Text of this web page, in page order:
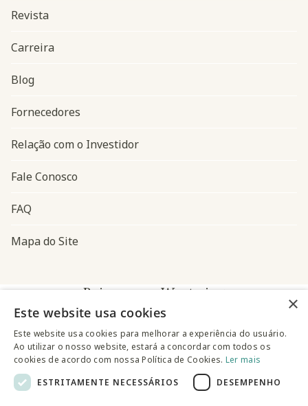
Navegação do rodapé
Revista
Carreira
Blog
Fornecedores
Relação com o Investidor
Fale Conosco
FAQ
Mapa do Site
Baixe o app Westwing
×
Este website usa cookies
Este website usa cookies para melhorar a experiência do usuário.
Ao utilizar o nosso website, estará a concordar com todos os
cookies de acordo com nossa Política de Cookies. Ler mais
ESTRITAMENTE NECESSÁRIOS
DESEMPENHO